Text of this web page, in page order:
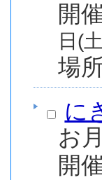
日(
場
に
お